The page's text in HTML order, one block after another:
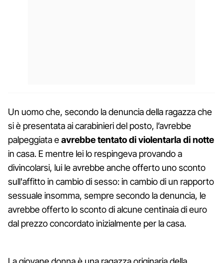
Un uomo che, secondo la denuncia della ragazza che
si è presentata ai carabinieri del posto, l’avrebbe
palpeggiata eavrebbe tentato di violentarla di notte
in casa. E mentre lei lo respingeva provando a
divincolarsi, lui le avrebbe anche offerto uno sconto
sull'affitto in cambio di sesso: in cambio di un rapporto
sessuale insomma, sempre secondo la denuncia, le
avrebbe offerto lo sconto di alcune centinaia di euro
dal prezzo concordato inizialmente per la casa.